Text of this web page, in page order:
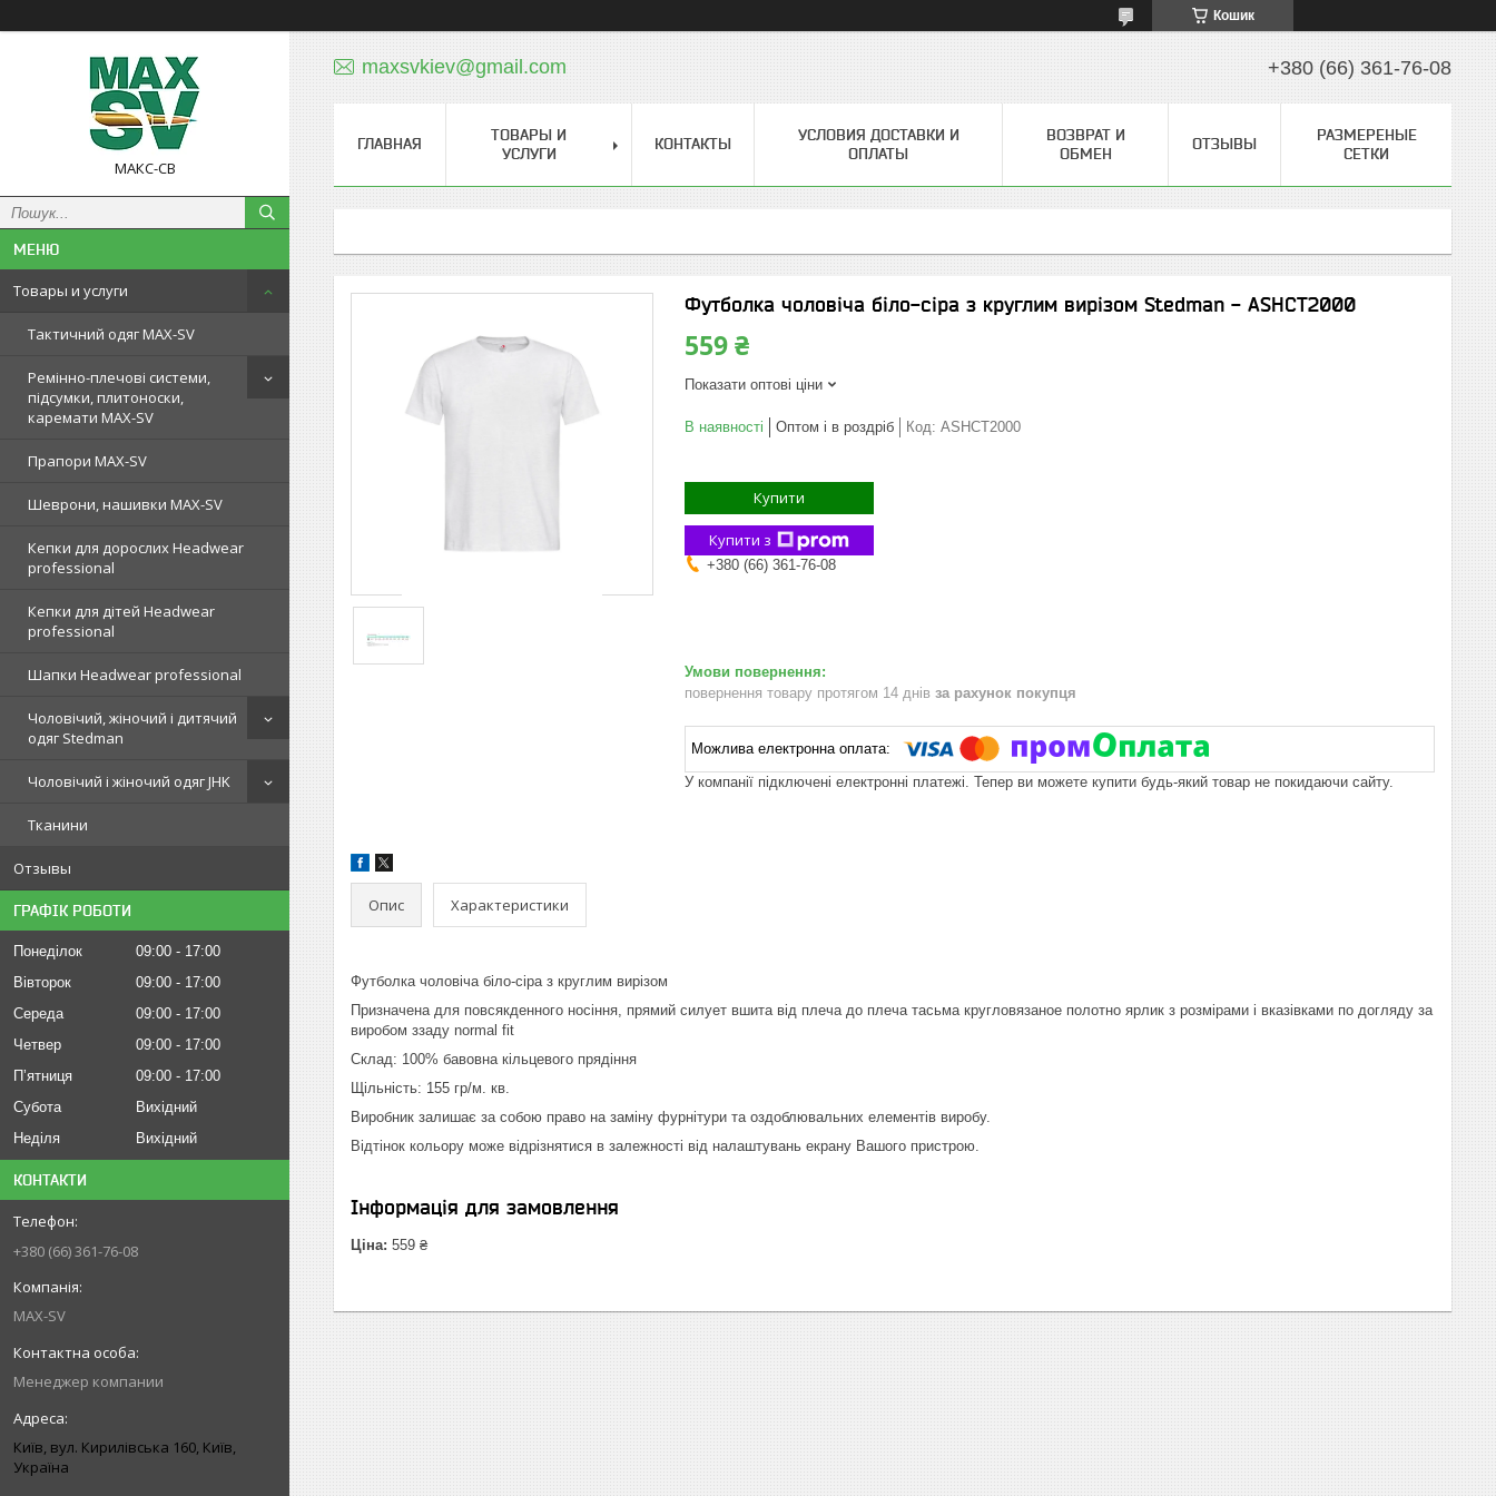
Кошик
МАКС-СВ
Товары и услуги
Тактичний одяг MAX-SV
Ремінно-плечові системи,
підсумки, плитоноски,
каремати MAX-SV
Прапори MAX-SV
Шеврони, нашивки MAX-SV
Кепки для дорослих Headwear
professional
Кепки для дітей Headwear
professional
Шапки Headwear professional
Чоловічий, жіночий і дитячий
одяг Stedman
Чоловічий і жіночий одяг JHK
Тканини
Отзывы
ГРАФІК РОБОТИ
Понеділок 09:00
17:00
Вівторок
09:00
17:00
Середа
09:00
17:00
Четвер
09:00
17:00
Пʼятниця
09:00
17:00
Субота
Вихідний
Неділя
Вихідний
КОНТАКТИ
+380 (66) 361-76-08
MAX-SV
Менеджер компании
Київ, вул. Кирилівська 160, Київ,
Україна
maxsvkiev@gmail.com +380 (66) 361-76-08
ГЛАВНАЯ
ТОВАРЫ И
УСЛУГИ
КОНТАКТЫ
УСЛОВИЯ ДОСТАВКИ И
ОПЛАТЫ
ВОЗВРАТ И
ОБМЕН
ОТЗЫВЫ
РАЗМЕРЕНЫЕ
СЕТКИ
Футболка чоловіча біло-сіра з круглим вирізом Stedman - ASHCT2000
559 ₴
Показати оптові ціни
В наявності Оптом і в роздріб Код: ASHCT2000
Купити
Купити з
+380 (66) 361-76-08
повернення товару протягом 14 днів за рахунок покупця
У компанії підключені електронні платежі. Тепер ви можете купити будь-який товар не покидаючи сайту.
Опис Характеристики
Футболка чоловіча біло-сіра з круглим вирізом
Призначена для повсякденного носіння, прямий силует вшита від плеча до плеча тасьма кругловязаное полотно ярлик з розмірами і вказівками по догляду за
виробом ззаду normal fit
Склад: 100% бавовна кільцевого прядіння
Щільність: 155 гр/м. кв.
Виробник залишає за собою право на заміну фурнітури та оздоблювальних елементів виробу.
Відтінок кольору може відрізнятися в залежності від налаштувань екрану Вашого пристрою.
Інформація для замовлення
Ціна: 559 ₴